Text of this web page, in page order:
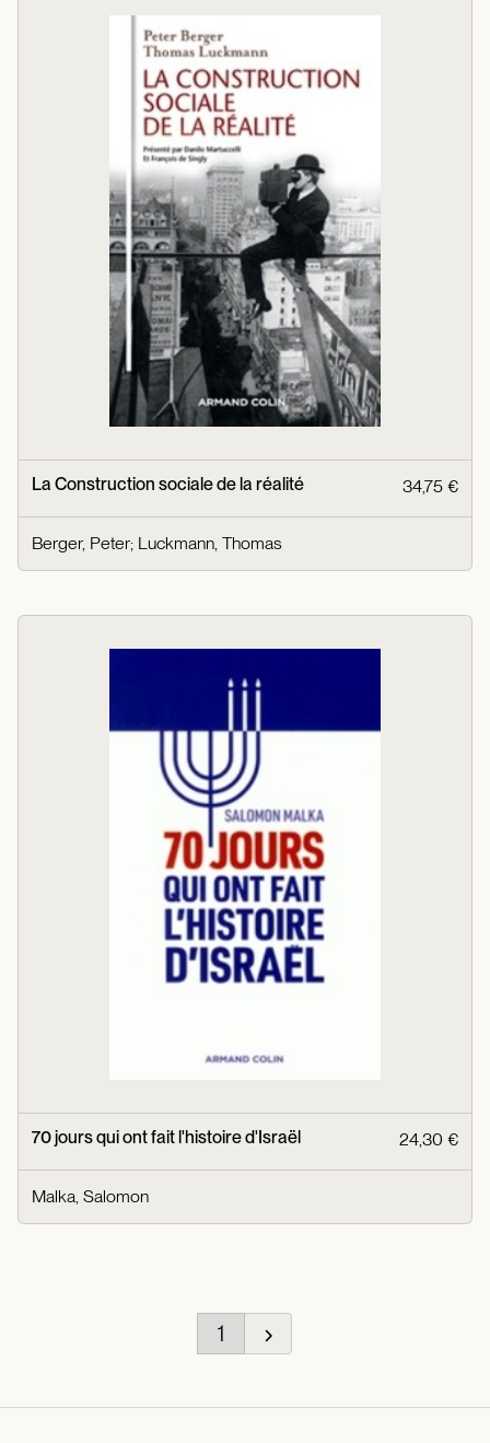
La Construction sociale de la réalité 34,75 €
Berger, Peter; Luckmann, Thomas
70 jours qui ont fait l'histoire d'Israël 24,30 €
Malka, Salomon
1